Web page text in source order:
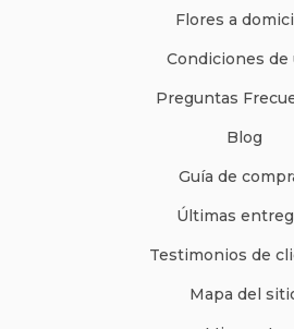
Flores a
Condiciones de
Preguntas
Blog
Guía de
Últimas
Testimonios de
Mapa del